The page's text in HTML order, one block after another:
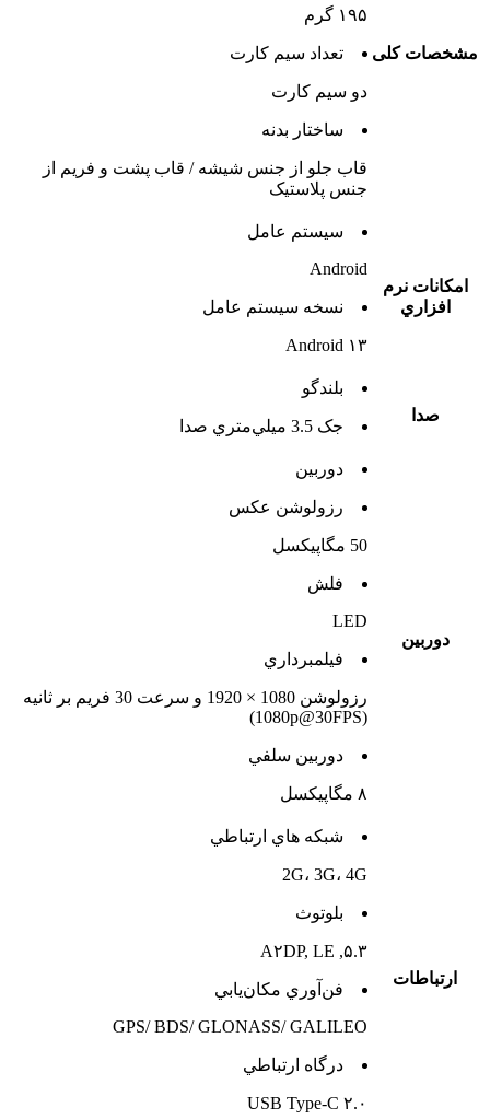
مشخصات کلی
۱۹۵ گرم
تعداد سيم کارت
دو سيم کارت
ساختار بدنه
قاب جلو از جنس شیشه / قاب پشت و فریم از
جنس پلاستیک
امکانات نرم
افزاري
سيستم عامل
Android
نسخه سيستم عامل
Android ۱۳
صدا
بلندگو
جک 3.5 ميلي‌متري صدا
دوربين
دوربين
رزولوشن عکس
50 مگاپیکسل
فلش
LED
فيلمبرداري
رزولوشن 1080 × 1920 و سرعت 30 فریم بر ثانیه
(1080p@30FPS)
دوربين سلفي
۸ مگاپیکسل
ارتباطات
شبکه هاي ارتباطي
2G، 3G، 4G
بلوتوث
۵.۳, A۲DP, LE
فن‌آوري مکان‌يابي
GPS/ BDS/ GLONASS/ GALILEO
درگاه ارتباطي
USB Type-C ۲.۰